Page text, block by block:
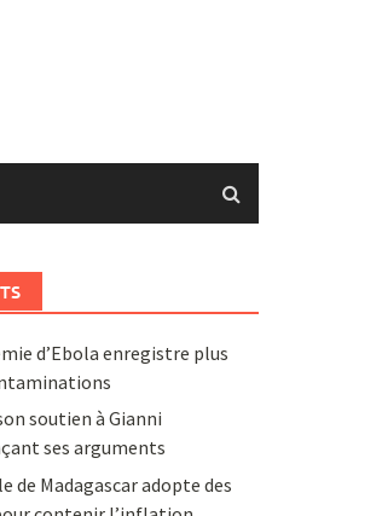
d’Ebola enregistre plus
soutien à Gianni
ses arguments
de Madagascar adopte des